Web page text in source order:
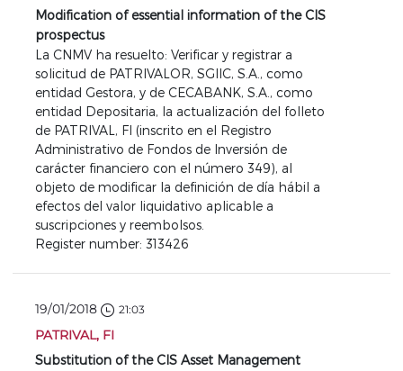
Modification of essential information of the CIS
prospectus
La CNMV ha resuelto: Verificar y registrar a
solicitud de PATRIVALOR, SGIIC, S.A., como
entidad Gestora, y de CECABANK, S.A., como
entidad Depositaria, la actualización del folleto
de PATRIVAL, FI (inscrito en el Registro
Administrativo de Fondos de Inversión de
carácter financiero con el número 349), al
objeto de modificar la definición de día hábil a
efectos del valor liquidativo aplicable a
suscripciones y reembolsos.
Register number: 313426
19/01/2018 21:03
PATRIVAL, FI
Substitution of the CIS Asset Management